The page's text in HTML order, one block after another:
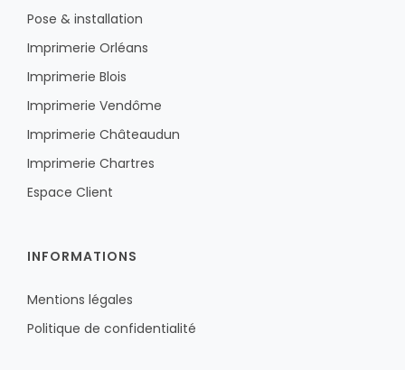
Pose & installation
Imprimerie Orléans
Imprimerie Blois
Imprimerie Vendôme
Imprimerie Châteaudun
Imprimerie Chartres
Espace Client
INFORMATIONS
Mentions légales
Politique de confidentialité